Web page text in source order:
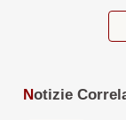
Notizie